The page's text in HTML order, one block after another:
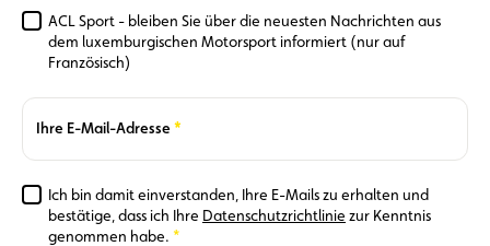
ACL Sport - bleiben Sie über die neuesten Nachrichten aus
dem luxemburgischen Motorsport informiert (nur auf
Französisch)
Ihre E-Mail-Adresse
Required
Ich bin damit einverstanden, Ihre E-Mails zu erhalten und
bestätige, dass ich Ihre Datenschutzrichtlinie zur Kenntnis
genommen habe.
Required